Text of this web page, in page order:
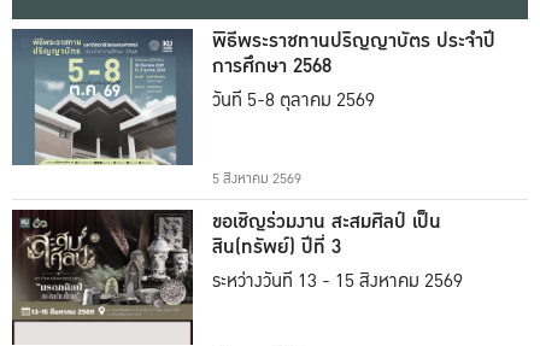
พิธีพระราชทานปริญญาบัตร ประจำปี
การศึกษา 2568
วันที่ 5-8 ตุลาคม 2569
5 สิงหาคม 2569
ขอเชิญร่วมงาน สะสมศิลป์ เป็น
สิน(ทรัพย์) ปีที่ 3
ระหว่างวันที่ 13 - 15 สิงหาคม 2569